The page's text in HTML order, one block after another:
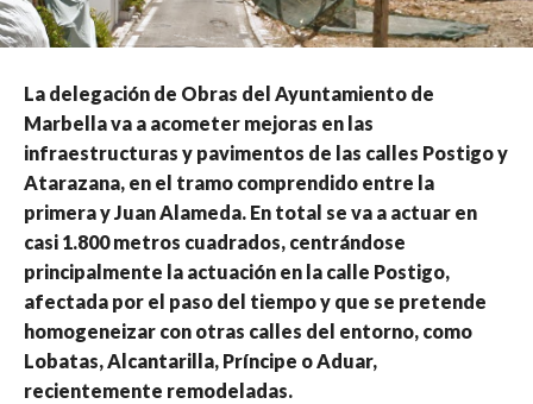
La delegación de Obras del Ayuntamiento de
Marbella va a acometer mejoras en las
infraestructuras y pavimentos de las calles Postigo y
Atarazana, en el tramo comprendido entre la
primera y Juan Alameda. En total se va a actuar en
casi 1.800 metros cuadrados, centrándose
principalmente la actuación en la calle Postigo,
afectada por el paso del tiempo y que se pretende
homogeneizar con otras calles del entorno, como
Lobatas, Alcantarilla, Príncipe o Aduar,
recientemente remodeladas.